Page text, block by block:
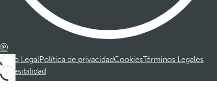
Aviso LegalPolítica de privacidadCookiesTérminos Legales
Accesibilidad